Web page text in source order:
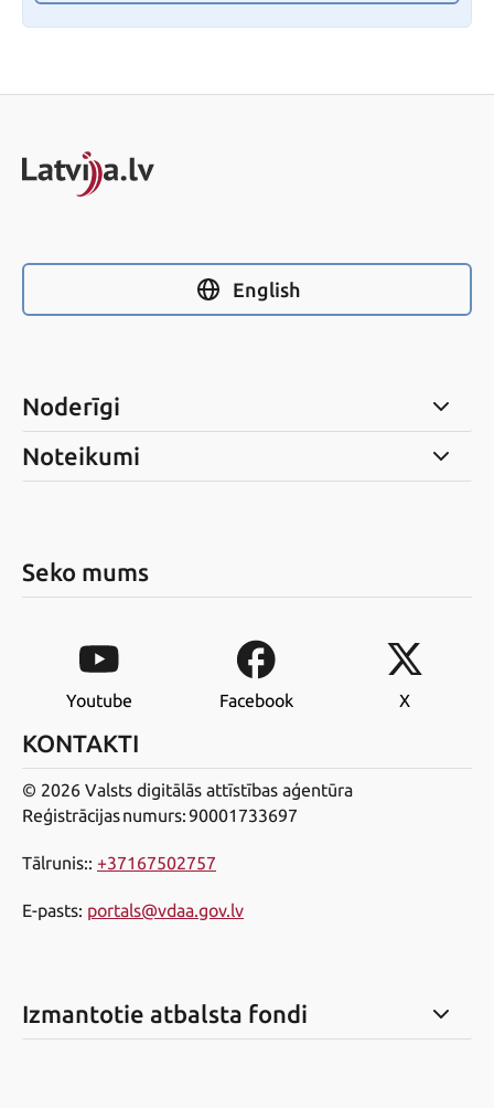
English
Noderīgi
Noteikumi
Seko mums
Youtube Facebook X
KONTAKTI
© 2026 Valsts digitālās attīstības aģentūra
Reģistrācijas numurs: 90001733697
Tālrunis:: +37167502757
E-pasts: portals@vdaa.gov.lv
Izmantotie atbalsta fondi